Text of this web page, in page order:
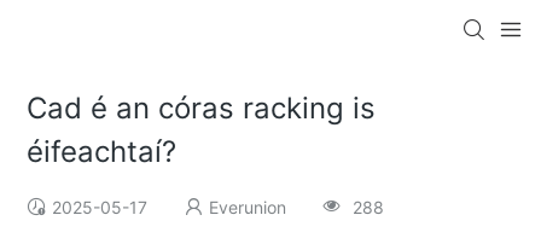
Cad é an córas racking is
éifeachtaí?
2025-05-17 Everunion 288